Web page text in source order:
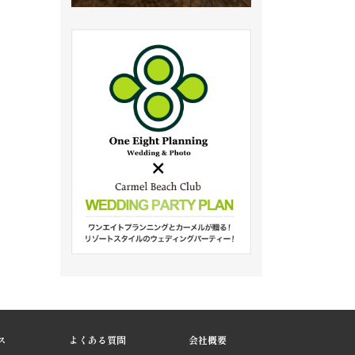
よくある質問 会社概要